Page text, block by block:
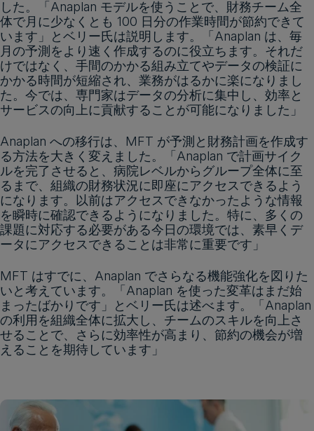
した。「Anaplan モデルを使うことで、財務チーム全
体で月に少なくとも 100 日分の作業時間が節約できて
います」とベリー氏は説明します。「Anaplan は、毎
月の予測をより速く作成するのに役立ちます。それだ
けではなく、手間のかかる組み立てやデータの検証に
かかる時間が短縮され、業務がはるかに楽になりまし
た。今では、専門家はデータの分析に集中し、効率と
サービスの向上に貢献することが可能になりました」
Anaplan への移行は、MFT が予測と財務計画を作成す
る方法を大きく変えました。「Anaplan で計画サイク
ルを完了させると、病院レベルからグループ全体に至
るまで、組織の財務状況に即座にアクセスできるよう
になります。以前はアクセスできなかったような情報
を瞬時に確認できるようになりました。特に、多くの
課題に対応する必要がある今日の環境では、素早くデ
ータにアクセスできることは非常に重要です」
MFT はすでに、Anaplan でさらなる機能強化を図りた
いと考えています。「Anaplan を使った変革はまだ始
まったばかりです」とベリー氏は述べます。「Anaplan
の利用を組織全体に拡大し、チームのスキルを向上さ
せることで、さらに効率性が高まり、節約の機会が増
えることを期待しています」